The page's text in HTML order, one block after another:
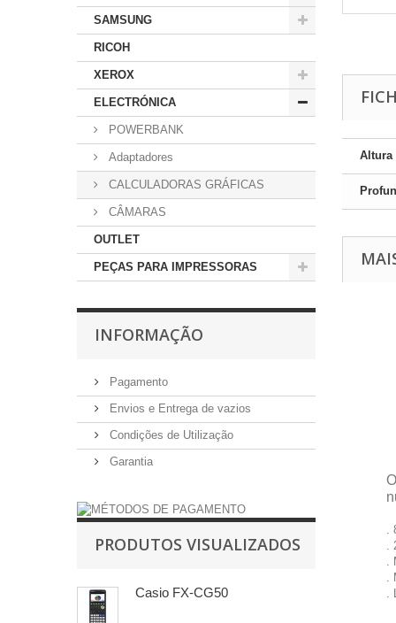
SAMSUNG
RICOH
XEROX
ELECTRÓNICA
POWERBANK
Adaptadores
CALCULADORAS GRÁFICAS
CÂMARAS
OUTLET
PEÇAS PARA IMPRESSORAS
INFORMAÇÃO
Pagamento
Envios e Entrega de vazios
Condições de Utilização
Garantia
PRODUTOS VISUALIZADOS
Casio FX-CG50
Altura